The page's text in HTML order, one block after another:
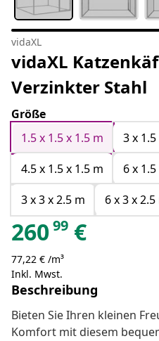
vidaXL
vidaXL
Verzinkter Stahl
Größe
1.5 x 1.5 x 1.5 m
3 x
4.5 x 1.5 x 1.5 m
6 x
3 x 3 x 2.5 m
6 x 3 x 2.5
26099 €
77,22 € /m³
Inkl. Mwst.
Beschreibung
Bieten Sie Ihren kleinen
Komfort mit diesem